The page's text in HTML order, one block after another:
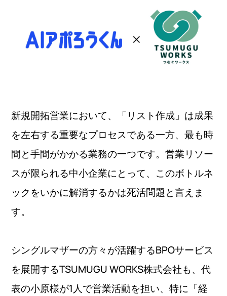
新規開拓営業において、「リスト作成」は成果
を左右する重要なプロセスである一方、最も時
間と手間がかかる業務の一つです。営業リソー
スが限られる中小企業にとって、このボトルネ
ックをいかに解消するかは死活問題と言えま
す。
シングルマザーの方々が活躍するBPOサービス
を展開するTSUMUGU WORKS株式会社も、代
表の小原様が1人で営業活動を担い、特に「経